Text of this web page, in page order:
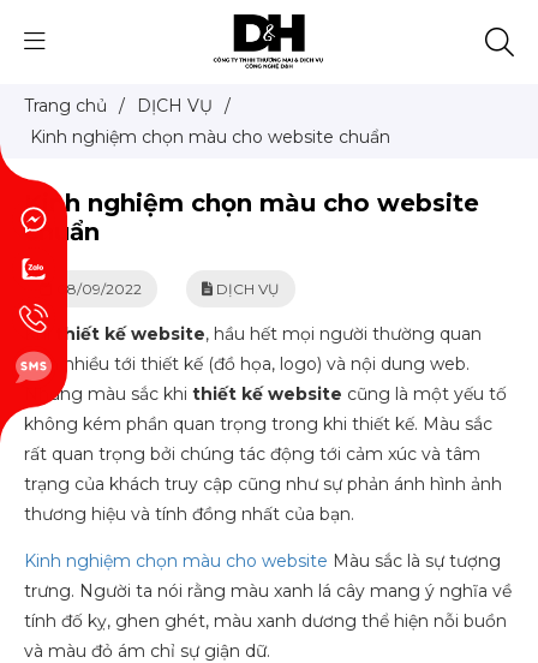
Trang chủ / DỊCH VỤ
/
Kinh nghiệm chọn màu cho website chuẩn
Kinh nghiệm chọn màu cho website
chuẩn
08/09/2022 DỊCH VỤ
Khi thiết kế website, hầu hết mọi người thường quan
tâm nhiều tới thiết kế (đồ họa, logo) và nội dung web.
Nhưng màu sắc khi thiết kế website cũng là một yếu tố
không kém phần quan trọng trong khi thiết kế. Màu sắc
rất quan trọng bởi chúng tác động tới cảm xúc và tâm
trạng của khách truy cập cũng như sự phản ánh hình ảnh
thương hiệu và tính đồng nhất của bạn.
Kinh nghiệm chọn màu cho website Màu sắc là sự tượng
trưng. Người ta nói rằng màu xanh lá cây mang ý nghĩa về
tính đố kỵ, ghen ghét, màu xanh dương thể hiện nỗi buồn
và màu đỏ ám chỉ sự giận dữ.